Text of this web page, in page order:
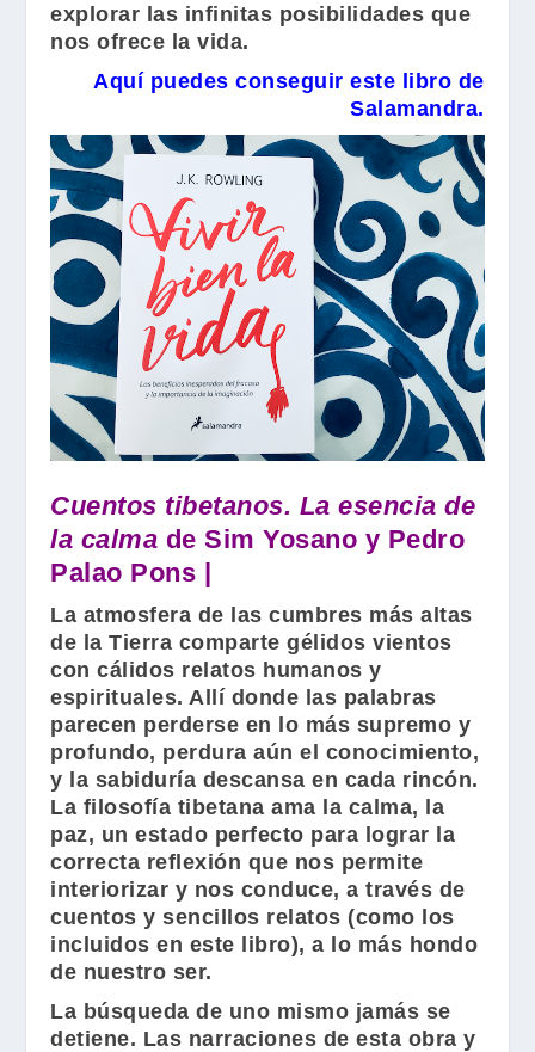
explorar las infinitas posibilidades que
nos ofrece la vida.
Aquí puedes conseguir este libro de
Salamandra.
Cuentos tibetanos. La esencia de
la calma de Sim Yosano y Pedro
Palao Pons |
La atmosfera de las cumbres más altas
de la Tierra comparte gélidos vientos
con cálidos relatos humanos y
espirituales. Allí donde las palabras
parecen perderse en lo más supremo y
profundo, perdura aún el conocimiento,
y la sabiduría descansa en cada rincón.
La filosofía tibetana ama la calma, la
paz, un estado perfecto para lograr la
correcta reflexión que nos permite
interiorizar y nos conduce, a través de
cuentos y sencillos relatos (como los
incluidos en este libro), a lo más hondo
de nuestro ser.
La búsqueda de uno mismo jamás se
detiene. Las narraciones de esta obra y